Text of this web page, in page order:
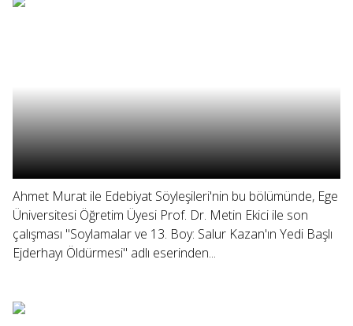
Ahmet Murat ile Edebiyat Söyleşileri'nin bu bölümünde, Ege
Üniversitesi Öğretim Üyesi Prof. Dr. Metin Ekici ile son
çalışması "Soylamalar ve 13. Boy: Salur Kazan'ın Yedi Başlı
Ejderhayı Öldürmesi" adlı eserinden...